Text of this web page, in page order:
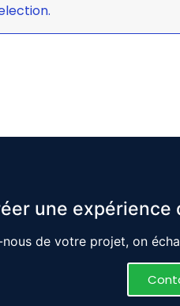
une expérience
nous de votre projet, on